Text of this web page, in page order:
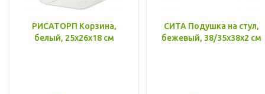
РИСАТОРП Корзина,
белый, 25x26x18 см
СИТА Подушка на стул,
бежевый, 38/35x38x2 см